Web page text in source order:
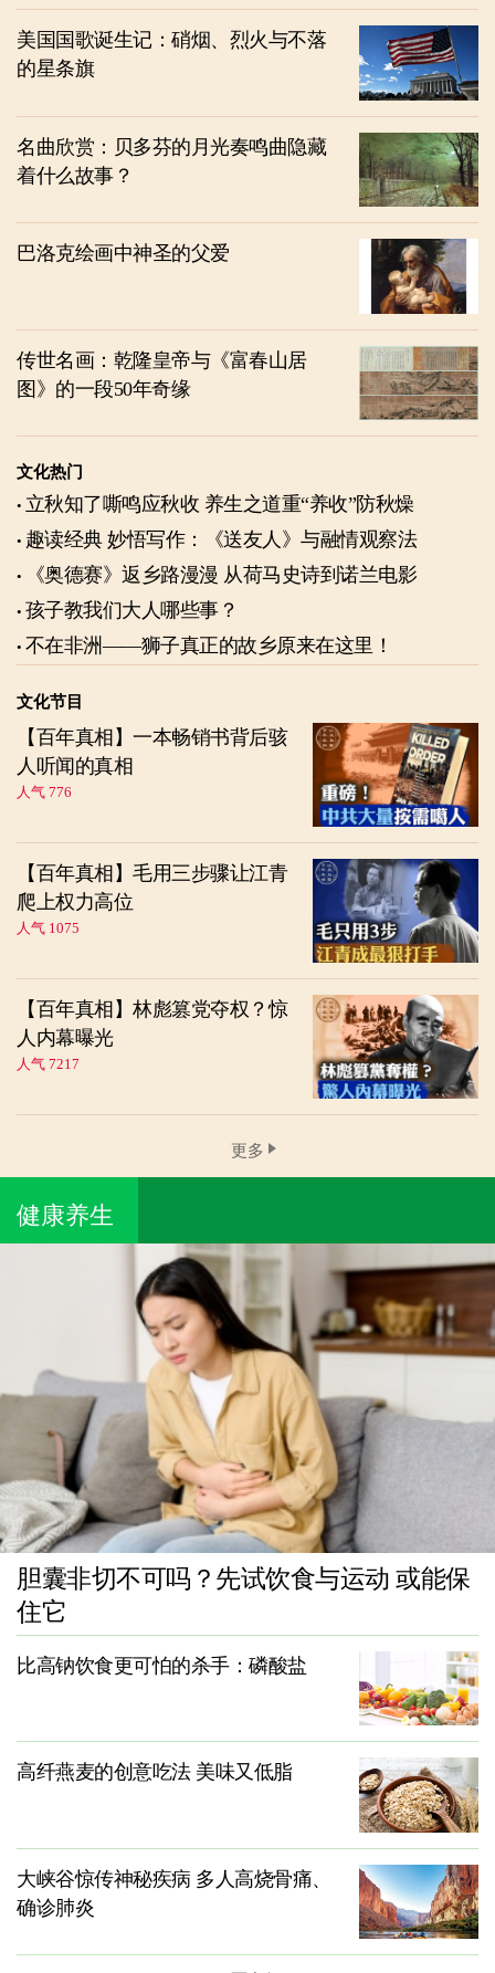
美国国歌诞生记：硝烟、烈火与不落
的星条旗
名曲欣赏：贝多芬的月光奏鸣曲隐藏
着什么故事？
巴洛克绘画中神圣的父爱
传世名画：乾隆皇帝与《富春山居
图》的一段50年奇缘
文化热门
立秋知了嘶鸣应秋收 养生之道重“养收”防秋燥
趣读经典 妙悟写作：《送友人》与融情观察法
《奥德赛》返乡路漫漫 从荷马史诗到诺兰电影
孩子教我们大人哪些事？
不在非洲——狮子真正的故乡原来在这里！
文化节目
【百年真相】一本畅销书背后骇
人听闻的真相
人气 776
【百年真相】毛用三步骤让江青
爬上权力高位
人气 1075
【百年真相】林彪篡党夺权？惊
人内幕曝光
人气 7217
更多
健康养生
胆囊非切不可吗？先试饮食与运动 或能保
住它
比高钠饮食更可怕的杀手：磷酸盐
高纤燕麦的创意吃法 美味又低脂
大峡谷惊传神秘疾病 多人高烧骨痛、
确诊肺炎